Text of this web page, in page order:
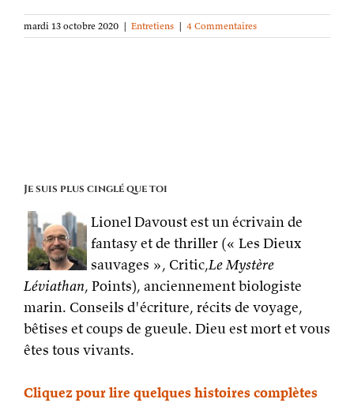
mardi 13 octobre 2020 | Entretiens | 4 Commentaires
Je suis plus cinglé que toi
Lionel Davoust est un écrivain de
fantasy et de thriller (« Les Dieux
sauvages », Critic,Le Mystère
Léviathan, Points), anciennement biologiste
marin. Conseils d'écriture, récits de voyage,
bêtises et coups de gueule. Dieu est mort et vous
êtes tous vivants.
Cliquez pour lire quelques histoires complètes